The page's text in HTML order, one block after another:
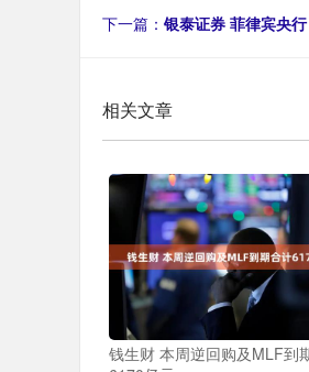
下一篇： 银泰证券 菲律宾央
相关文章
钱生财 本周逆回购及MLF到